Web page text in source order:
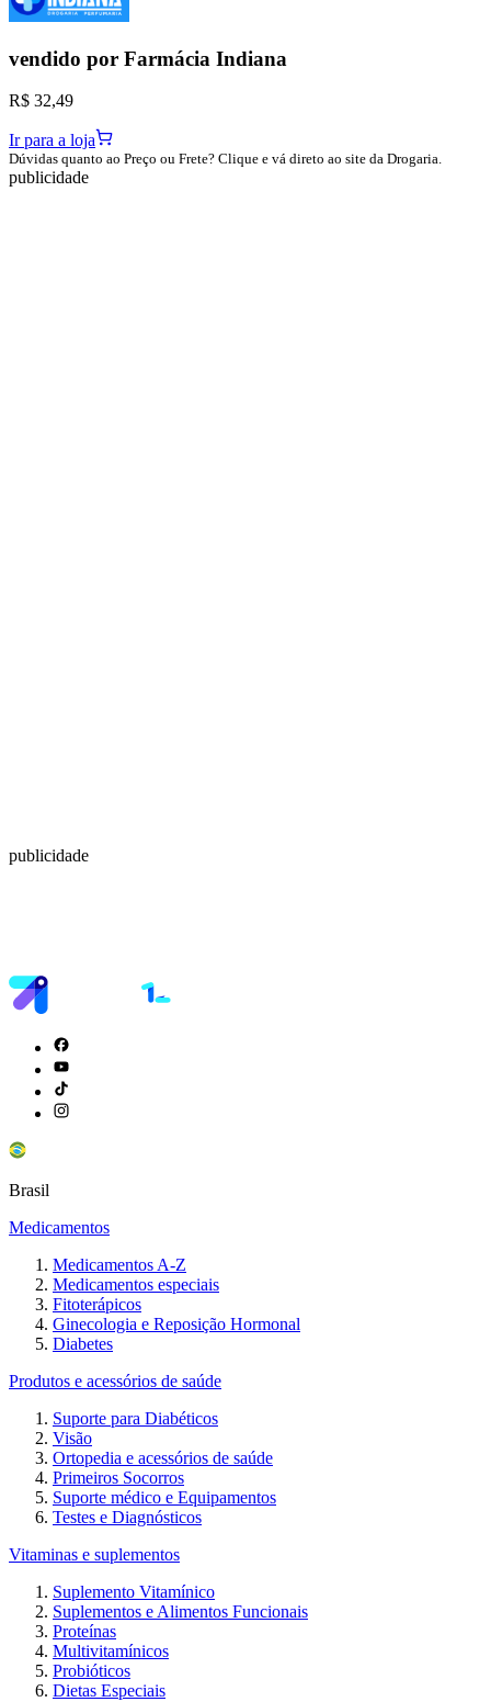
vendido por Farmácia Indiana
R$ 32,49
Ir para a loja
Dúvidas quanto ao Preço ou Frete? Clique e vá direto ao site da Drogaria.
publicidade
publicidade
Brasil
Medicamentos
Medicamentos A-Z
Medicamentos especiais
Fitoterápicos
Ginecologia e Reposição Hormonal
Diabetes
Produtos e acessórios de saúde
Suporte para Diabéticos
Visão
Ortopedia e acessórios de saúde
Primeiros Socorros
Suporte médico e Equipamentos
Testes e Diagnósticos
Vitaminas e suplementos
Suplemento Vitamínico
Suplementos e Alimentos Funcionais
Proteínas
Multivitamínicos
Probióticos
Dietas Especiais